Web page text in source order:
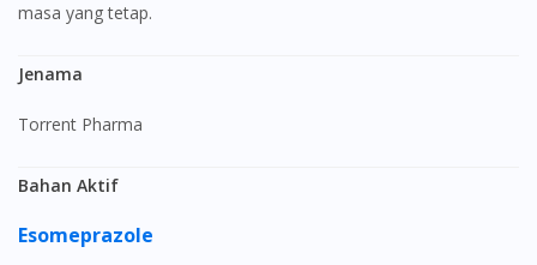
masa yang tetap.
Jenama
Torrent Pharma
Bahan Aktif
Esomeprazole